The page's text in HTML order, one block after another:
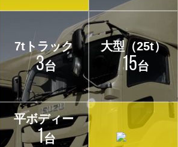
7tトラック
3台
大型（25t）
15台
平ボディー
1台